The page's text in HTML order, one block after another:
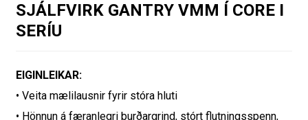
SJÁLFVIRK GANTRY VMM Í CORE I
SERÍU
EIGINLEIKAR:
• Veita mælilausnir fyrir stóra hluti
• Hönnun á færanlegri burðargrind, stórt flutningsspenn,